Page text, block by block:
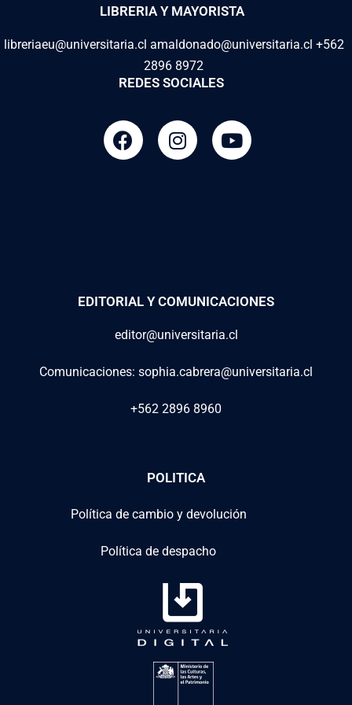
LIBRERIA Y MAYORISTA
libreriaeu@universitaria.cl amaldonado@universitaria.cl +562
2896 8972
REDES SOCIALES
EDITORIAL Y COMUNICACIONES
editor@universitaria.cl
Comunicaciones: sophia.cabrera@universitaria.cl
+562 2896 8960
POLITICA
Política de cambio y devolución
Política de despacho